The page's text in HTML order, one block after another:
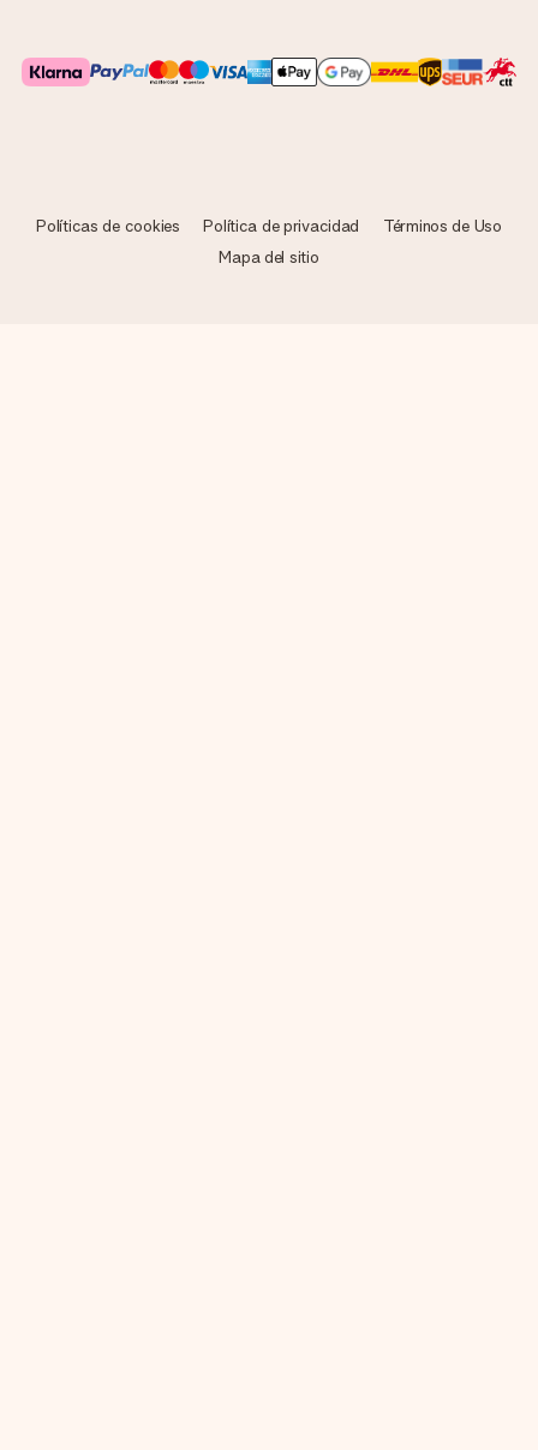
Políticas de cookies Política de privacidad
Términos de Uso
Mapa del sitio